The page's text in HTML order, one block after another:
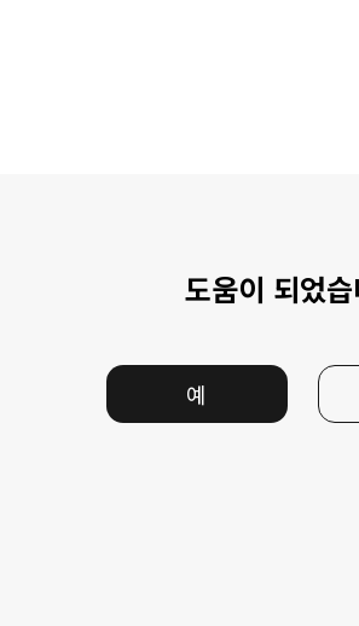
도움이 되었
예